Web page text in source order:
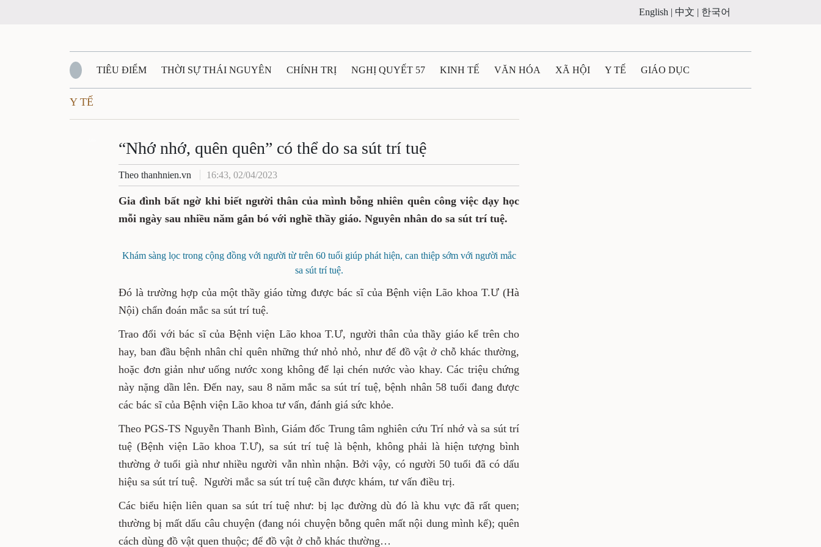
English | 中文 | 한국어
TIÊU ĐIỂM THỜI SỰ THÁI NGUYÊN CHÍNH TRỊ NGHỊ QUYẾT 57 KINH TẾ VĂN HÓA XÃ HỘI Y TẾ GIÁO DỤC
QUỐC PHÒNG - AN NINH
QUÊ HƯƠNG - ĐẤT NƯỚC QUỐC TẾ TÀI NGUYÊN - MÔI TRƯỜNG THỂ THAO
VĂN BẢN, CHÍNH SÁCH MỚI VĂN NGHỆ THÁI NGUYÊN
Y TẾ
“Nhớ nhớ, quên quên” có thể do sa sút trí tuệ
Theo thanhnien.vn 16:43, 02/04/2023
Gia đình bất ngờ khi biết người thân của mình bỗng nhiên quên công việc dạy học
mỗi ngày sau nhiều năm gắn bó với nghề thầy giáo. Nguyên nhân do sa sút trí tuệ.
Khám sàng lọc trong cộng đồng với người từ trên 60 tuổi giúp phát hiện, can thiệp sớm với người mắc
sa sút trí tuệ.
Đó là trường hợp của một thầy giáo từng được bác sĩ của Bệnh viện Lão khoa T.Ư (Hà
Nội) chẩn đoán mắc sa sút trí tuệ.
Trao đổi với bác sĩ của Bệnh viện Lão khoa T.Ư, người thân của thầy giáo kể trên cho
hay, ban đầu bệnh nhân chỉ quên những thứ nhỏ nhỏ, như để đồ vật ở chỗ khác thường,
hoặc đơn giản như uống nước xong không để lại chén nước vào khay. Các triệu chứng
này nặng dần lên. Đến nay, sau 8 năm mắc sa sút trí tuệ, bệnh nhân 58 tuổi đang được
các bác sĩ của Bệnh viện Lão khoa tư vấn, đánh giá sức khỏe.
Theo PGS-TS Nguyễn Thanh Bình, Giám đốc Trung tâm nghiên cứu Trí nhớ và sa sút trí
tuệ (Bệnh viện Lão khoa T.Ư), sa sút trí tuệ là bệnh, không phải là hiện tượng bình
thường ở tuổi già như nhiều người vẫn nhìn nhận. Bởi vậy, có người 50 tuổi đã có dấu
hiệu sa sút trí tuệ. Người mắc sa sút trí tuệ cần được khám, tư vấn điều trị.
Các biểu hiện liên quan sa sút trí tuệ như: bị lạc đường dù đó là khu vực đã rất quen;
thường bị mất dấu câu chuyện (đang nói chuyện bỗng quên mất nội dung mình kể); quên
cách dùng đồ vật quen thuộc; để đồ vật ở chỗ khác thường…